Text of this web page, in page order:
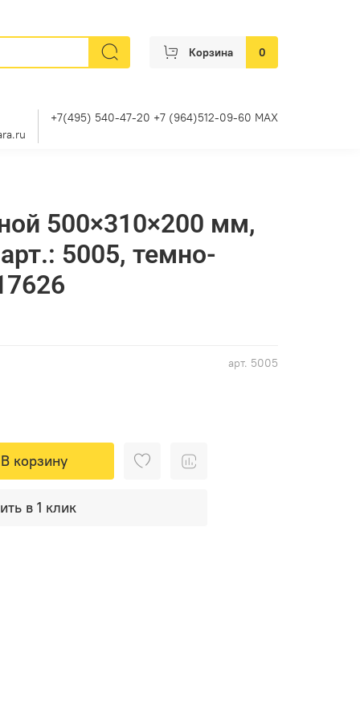
Корзина 0
+7(495) 540-47-20 +7 (964)512-09-60 MAX
арт. 5005
500×310×200 мм,
5005, темно-
В корзину
в 1 клик